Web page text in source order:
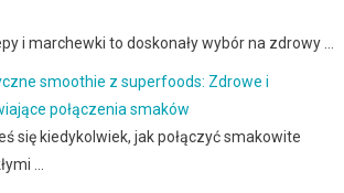
i marchewki to doskonały wybór na zdrowy …
smoothie z superfoods: Zdrowe i
połączenia smaków
się kiedykolwiek, jak połączyć smakowite
…